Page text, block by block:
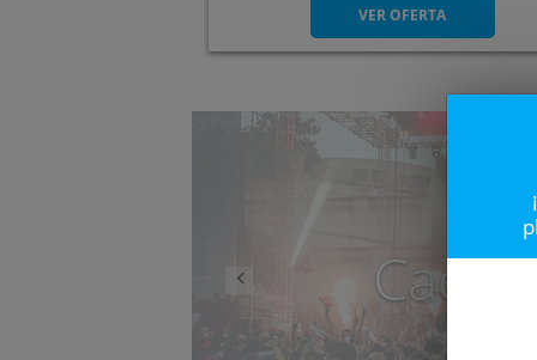
VER OFERTA
Anterior